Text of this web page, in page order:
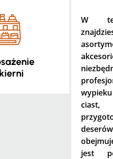
W
ciast,
jest